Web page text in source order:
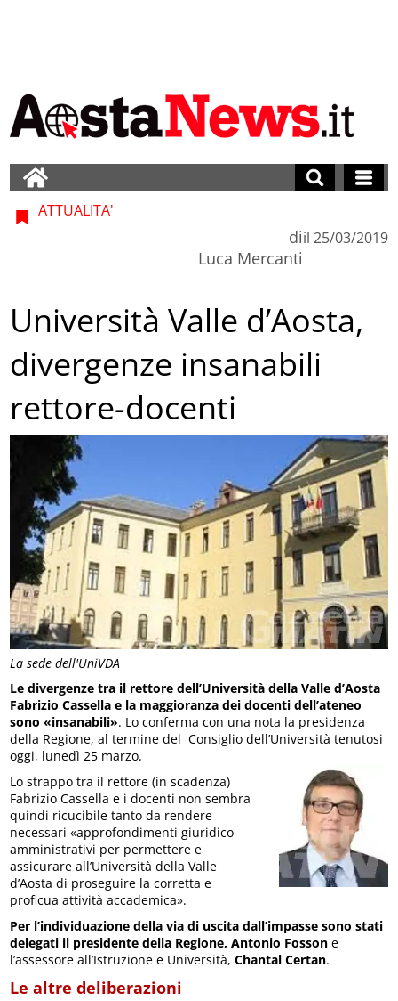
La sede dell'UniVDA
ATTUALITA'
di
Luca Mercanti
il 25/03/2019
Università Valle d’Aosta,
divergenze insanabili
rettore-docenti
Le divergenze tra il rettore dell’Università della Valle d’Aosta
Fabrizio Cassella e la maggioranza dei docenti dell’ateneo
sono «insanabili». Lo conferma con una nota la presidenza
della Regione, al termine del Consiglio dell’Università tenutosi
oggi, lunedì 25 marzo.
Lo strappo tra il rettore (in scadenza)
Fabrizio Cassella e i docenti non sembra
quindi ricucibile tanto da rendere
necessari «approfondimenti giuridico-
amministrativi per permettere e
assicurare all’Università della Valle
d’Aosta di proseguire la corretta e
proficua attività accademica».
Per l’individuazione della via di uscita dall’impasse sono stati
delegati il presidente della Regione, Antonio Fossone
l’assessore all’Istruzione e Università,Chantal Certan.
Le altre deliberazioni